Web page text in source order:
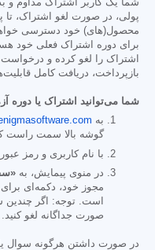
شما یک کاربر اشتراک مداوم و
پولی، در صورت لغو اشتراک، تا
محصول(های) خود دسترسی
اشتراک را لغو کرده و
بازپرداخت، دریافت کامل
شما می‌توانید اشتراک یا دوره
به
گوشه بالا سمت راست
با نام کاربری و رمز
در منوی پیمایش، به
مجوز خود، دکمه‌ای
است. توجه: اگر چندین
صورت جداگانه لغو کنید.
در صورت داشتن هرگونه سوال